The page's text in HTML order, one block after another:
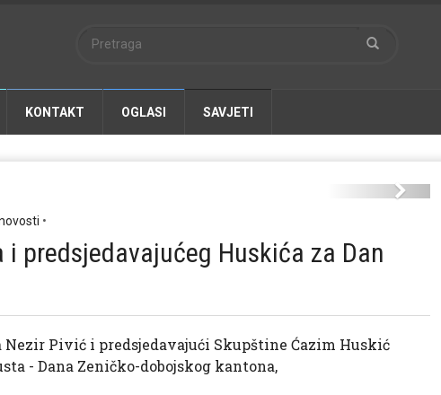
KONTAKT OGLASI SAVJETI
Next
•
predsjedavajućeg Huskića za Dan
Pivić i predsjedavajući Skupštine Ćazim Huskić
- Dana Zeničko-dobojskog kantona,